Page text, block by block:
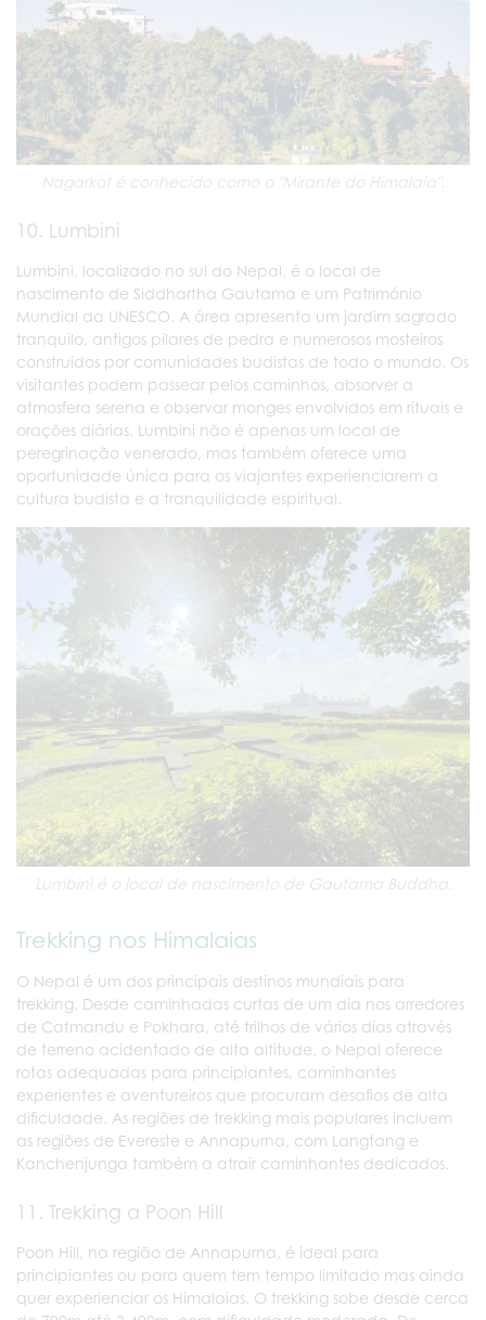
Nagarkot é conhecido como o "Mirante do Himalaia".
10. Lumbini
Lumbini, localizado no sul do Nepal, é o local de
nascimento de Siddhartha Gautama e um Património
Mundial da UNESCO. A área apresenta um jardim sagrado
tranquilo, antigos pilares de pedra e numerosos mosteiros
construídos por comunidades budistas de todo o mundo. Os
visitantes podem passear pelos caminhos, absorver a
atmosfera serena e observar monges envolvidos em rituais e
orações diárias. Lumbini não é apenas um local de
peregrinação venerado, mas também oferece uma
oportunidade única para os viajantes experienciarem a
cultura budista e a tranquilidade espiritual.
Lumbini é o local de nascimento de Gautama Buddha.
Trekking nos Himalaias
O Nepal é um dos principais destinos mundiais para
trekking. Desde caminhadas curtas de um dia nos arredores
de Catmandu e Pokhara, até trilhos de vários dias através
de terreno acidentado de alta altitude, o Nepal oferece
rotas adequadas para principiantes, caminhantes
experientes e aventureiros que procuram desafios de alta
dificuldade. As regiões de trekking mais populares incluem
as regiões de Evereste e Annapurna, com Langtang e
Kanchenjunga também a atrair caminhantes dedicados.
11. Trekking a Poon Hill
Poon Hill, na região de Annapurna, é ideal para
principiantes ou para quem tem tempo limitado mas ainda
quer experienciar os Himalaias. O trekking sobe desde cerca